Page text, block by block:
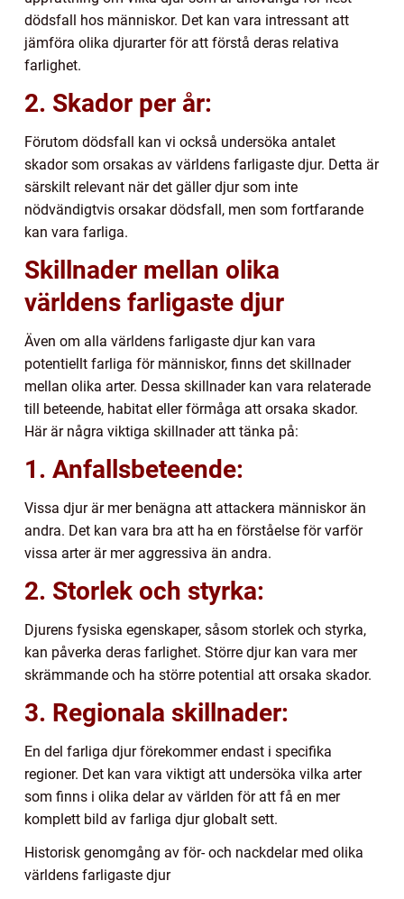
dödsfall hos människor. Det kan vara intressant att
jämföra olika djurarter för att förstå deras relativa
farlighet.
2. Skador per år:
Förutom dödsfall kan vi också undersöka antalet
skador som orsakas av världens farligaste djur. Detta är
särskilt relevant när det gäller djur som inte
nödvändigtvis orsakar dödsfall, men som fortfarande
kan vara farliga.
Skillnader mellan olika
världens farligaste djur
Även om alla världens farligaste djur kan vara
potentiellt farliga för människor, finns det skillnader
mellan olika arter. Dessa skillnader kan vara relaterade
till beteende, habitat eller förmåga att orsaka skador.
Här är några viktiga skillnader att tänka på:
1. Anfallsbeteende:
Vissa djur är mer benägna att attackera människor än
andra. Det kan vara bra att ha en förståelse för varför
vissa arter är mer aggressiva än andra.
2. Storlek och styrka:
Djurens fysiska egenskaper, såsom storlek och styrka,
kan påverka deras farlighet. Större djur kan vara mer
skrämmande och ha större potential att orsaka skador.
3. Regionala skillnader:
En del farliga djur förekommer endast i specifika
regioner. Det kan vara viktigt att undersöka vilka arter
som finns i olika delar av världen för att få en mer
komplett bild av farliga djur globalt sett.
Historisk genomgång av för- och nackdelar med olika
världens farligaste djur